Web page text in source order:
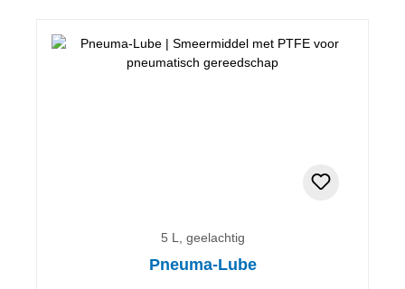
5 L, geelachtig
Pneuma-Lube